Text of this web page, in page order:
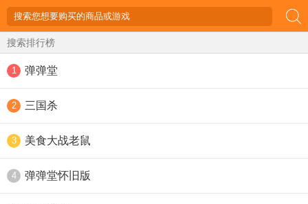
搜索排行榜
1 弹弹堂
2 三国杀
3 美食大战老鼠
4 弹弹堂怀旧版